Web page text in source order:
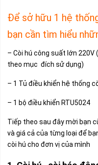
Để sở hữu 1 hệ
bạn cần tìm hiểu
– Còi hú công suất lớn
theo mục đích sử dụng)
– 1 Tủ điều khiển hệ thống
– 1 bộ điều khiển RTU5024
Tiếp theo sau đây mời bạn
và giá cả của từng loại để
còi hú cho đơn vị của mình